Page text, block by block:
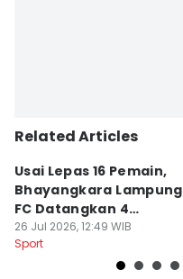
Related Articles
Usai Lepas 16 Pemain,
Bhayangkara Lampung
FC Datangkan 4
Rekrutan
26 Jul 2026, 12:49 WIB
Sport